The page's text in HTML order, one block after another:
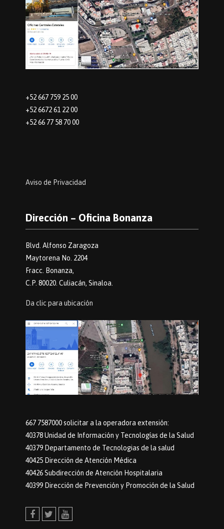
+52 667 759 25 00
+52 6672 61 22 00
+52 66 77 58 70 00
Aviso de Privacidad
Dirección – Oficina Bonanza
Blvd. Alfonso Zaragoza
Maytorena No. 2204
Fracc. Bonanza,
C.P. 80020. Culiacán, Sinaloa.
Da clic para ubicación
667 7587000 solicitar a la operadora extensión:
40378 Unidad de Información y Tecnologías de la Salud
40379 Departamento de Tecnologias de la salud
40425 Dirección de Atención Médica
40426 Subdirección de Atención Hospitalaria
40399 Dirección de Prevención y Promoción de la Salud